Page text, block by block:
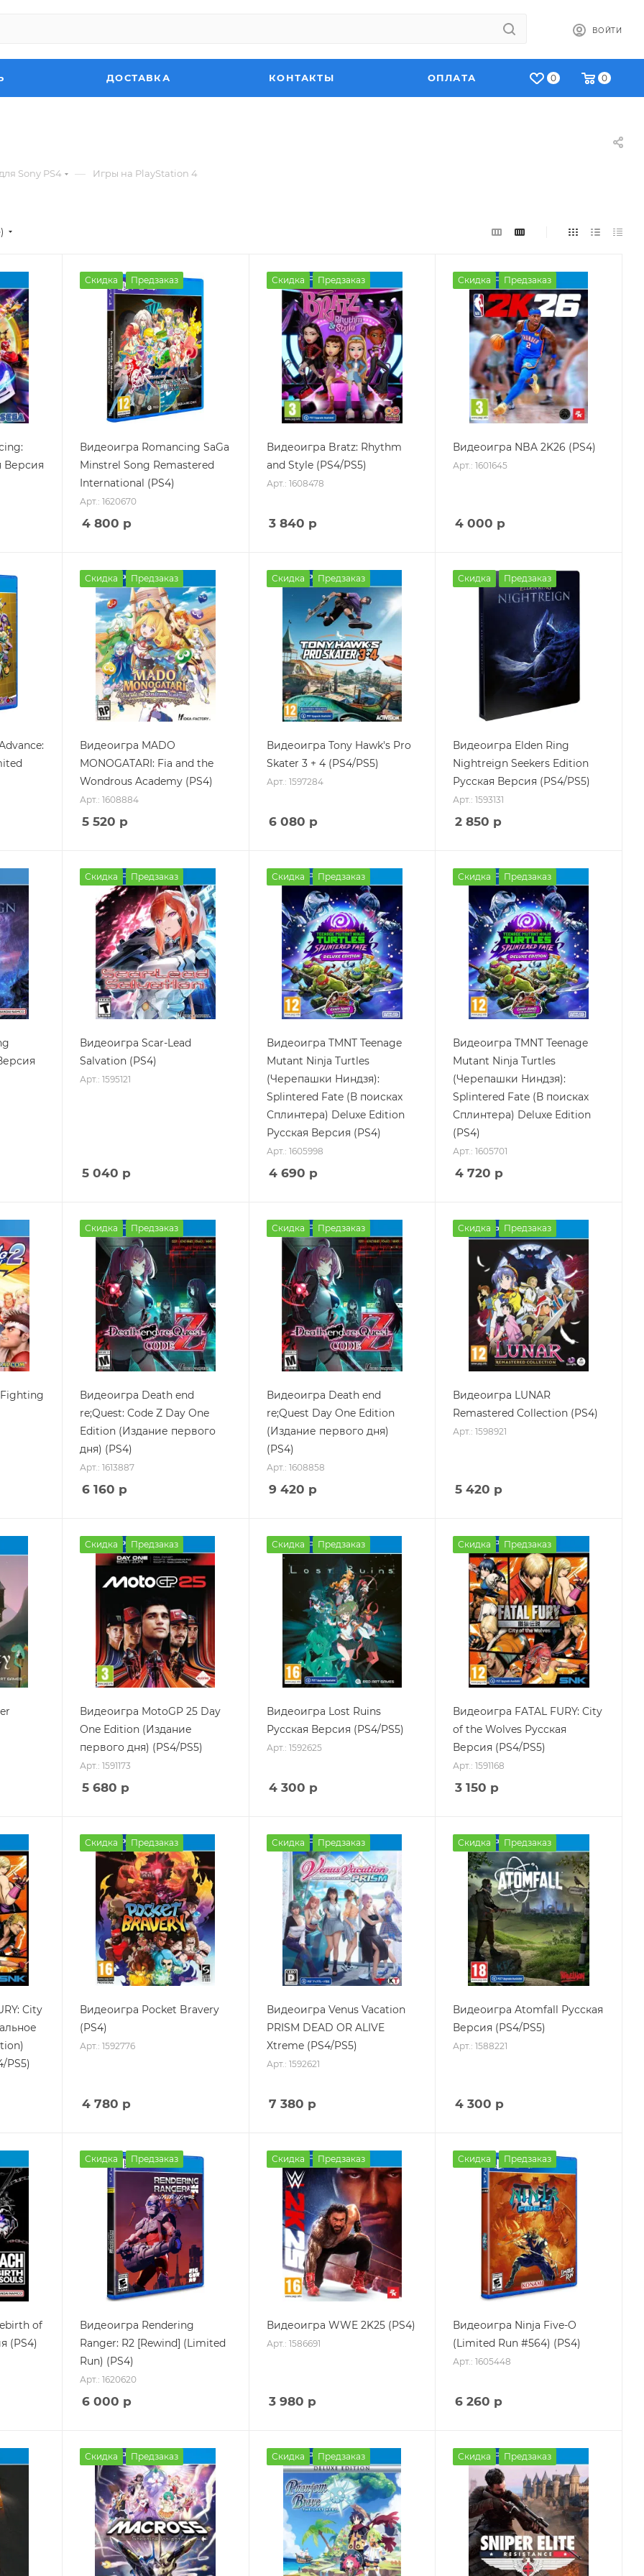
ВОЙТИ
0 0
ДОСТАВКА КОНТАКТЫ ОПЛАТА
Sony PS4 — Игры на PlayStation 4
Версия
Скидка Предзаказ
Видеоигра Romancing SaGa
Minstrel Song Remastered
International (PS4)
Арт.: 1620670
4 800 р
Скидка Предзаказ
Видеоигра Bratz: Rhythm
and Style (PS4/PS5)
Арт.: 1608478
3 840 р
Скидка Предзаказ
Видеоигра NBA 2K26 (PS4)
Арт.: 1601645
4 000 р
Скидка Предзаказ
Видеоигра MADO
MONOGATARI: Fia and the
Wondrous Academy (PS4)
Арт.: 1608884
5 520 р
Скидка Предзаказ
Видеоигра Tony Hawk's Pro
Skater 3 + 4 (PS4/PS5)
Арт.: 1597284
6 080 р
Скидка Предзаказ
Видеоигра Elden Ring
Nightreign Seekers Edition
Русская Версия (PS4/PS5)
Арт.: 1593131
2 850 р
Скидка Предзаказ
Видеоигра Scar-Lead
Salvation (PS4)
Арт.: 1595121
5 040 р
Скидка Предзаказ
Видеоигра TMNT Teenage
Mutant Ninja Turtles
(Черепашки Ниндзя):
Splintered Fate (В поисках
Сплинтера) Deluxe Edition
Русская Версия (PS4)
Арт.: 1605998
4 690 р
Скидка Предзаказ
Видеоигра TMNT Teenage
Mutant Ninja Turtles
(Черепашки Ниндзя):
Splintered Fate (В поисках
Сплинтера) Deluxe Edition
(PS4)
Арт.: 1605701
4 720 р
Скидка Предзаказ
Видеоигра Death end
re;Quest: Code Z Day One
Edition (Издание первого
дня) (PS4)
Арт.: 1613887
6 160 р
Скидка Предзаказ
Видеоигра Death end
re;Quest Day One Edition
(Издание первого дня)
(PS4)
Арт.: 1608858
9 420 р
Скидка Предзаказ
Видеоигра LUNAR
Remastered Collection (PS4)
Арт.: 1598921
5 420 р
Скидка Предзаказ
Видеоигра MotoGP 25 Day
One Edition (Издание
первого дня) (PS4/PS5)
Арт.: 1591173
5 680 р
Скидка Предзаказ
Видеоигра Lost Ruins
Русская Версия (PS4/PS5)
Арт.: 1592625
4 300 р
Скидка Предзаказ
Видеоигра FATAL FURY: City
of the Wolves Русская
Версия (PS4/PS5)
Арт.: 1591168
3 150 р
City
PS5)
Скидка Предзаказ
Видеоигра Pocket Bravery
(PS4)
Арт.: 1592776
4 780 р
Скидка Предзаказ
Видеоигра Venus Vacation
PRISM DEAD OR ALIVE
Xtreme (PS4/PS5)
Арт.: 1592621
7 380 р
Скидка Предзаказ
Видеоигра Atomfall Русская
Версия (PS4/PS5)
Арт.: 1588221
4 300 р
of
(PS4)
Скидка Предзаказ
Видеоигра Rendering
Ranger: R2 [Rewind] (Limited
Run) (PS4)
Арт.: 1620620
6 000 р
Скидка Предзаказ
Видеоигра WWE 2K25 (PS4)
Арт.: 1586691
3 980 р
Скидка Предзаказ
Видеоигра Ninja Five-O
(Limited Run #564) (PS4)
Арт.: 1605448
6 260 р
Скидка Предзаказ Скидка Предзаказ Скидка Предзаказ